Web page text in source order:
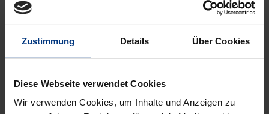
Zustimmung Details Über Cookies
Diese Webseite verwendet Cookies
Wir verwenden Cookies, um Inhalte und Anzeigen zu
Available
Add to Cart